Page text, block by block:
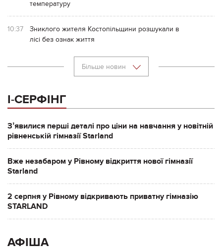
температуру
10:37
Зниклого жителя Костопільщини розшукали в
лісі без ознак життя
Більше новин
І-СЕРФІНГ
Зʼявилися перші деталі про ціни на навчання у новітній
рівненській гімназії Starland
Вже незабаром у Рівному відкриття нової гімназії
Starland
2 серпня у Рівному відкривають приватну гімназію
STARLAND
АФІША